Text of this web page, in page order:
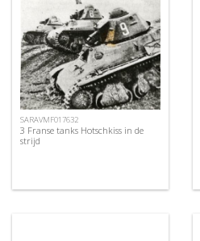
SARAVMF017632
3 Franse tanks Hotschkiss in de
strijd